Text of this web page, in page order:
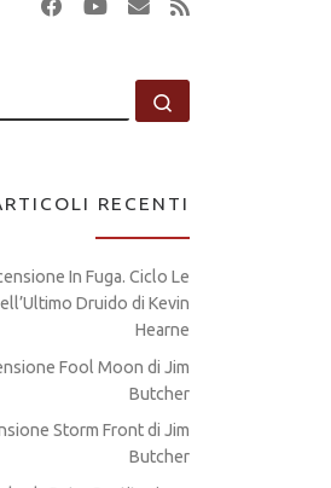
CERCA
RECENTI
In Fuga. Ciclo Le
Druido di Kevin
Hearne
Fool Moon di Jim
Butcher
Storm Front di Jim
Butcher